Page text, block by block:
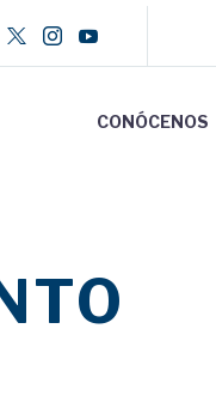
CONÓCENOS